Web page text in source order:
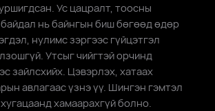
Ус цацралт, тоосны
нь байнгын биш бөгөөд өдөр
нулимс зэргээс гүйцэтгэл
Утсыг чийгтэй орчинд
зайлсхийх. Цэвэрлэх, хатаах
авлагаас үзнэ үү. Шингэн гэмтэл
хамаарахгүй болно.